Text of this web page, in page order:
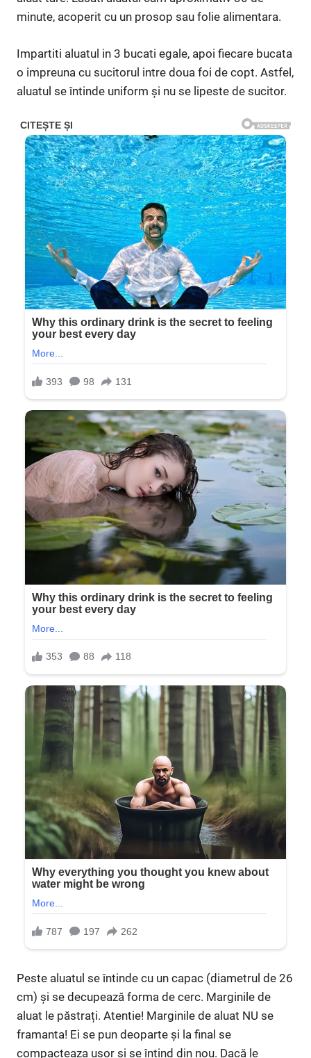
minute, acoperit cu un prosop sau folie alimentara.
Impartiti aluatul in 3 bucati egale, apoi fiecare bucata
o impreuna cu sucitorul intre doua foi de copt. Astfel,
aluatul se întinde uniform și nu se lipeste de sucitor.
Peste aluatul se întinde cu un capac (diametrul de 26
cm) și se decupează forma de cerc. Marginile de
aluat le păstrați. Atentie! Marginile de aluat NU se
framanta! Ei se pun deoparte și la final se
compacteaza usor și se întind din nou. Dacă le